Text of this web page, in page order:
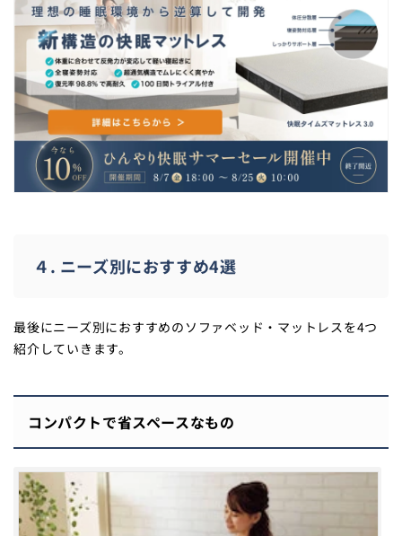
４. ニーズ別におすすめ4選
最後にニーズ別におすすめのソファベッド・マットレスを4つ
紹介していきます。
コンパクトで省スペースなもの